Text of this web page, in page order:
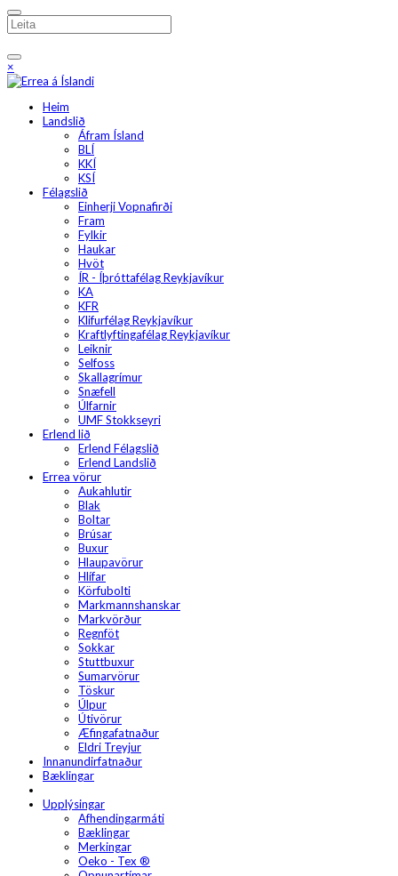
×
Heim
Landslið
Áfram Ísland
BLÍ
KKÍ
KSÍ
Félagslið
Einherji Vopnafirði
Fram
Fylkir
Haukar
Hvöt
ÍR - Íþróttafélag Reykjavíkur
KA
KFR
Klifurfélag Reykjavíkur
Kraftlyftingafélag Reykjavíkur
Leiknir
Selfoss
Skallagrímur
Snæfell
Úlfarnir
UMF Stokkseyri
Erlend lið
Erlend Félagslið
Erlend Landslið
Errea vörur
Aukahlutir
Blak
Boltar
Brúsar
Buxur
Hlaupavörur
Hlífar
Körfubolti
Markmannshanskar
Markvörður
Regnföt
Sokkar
Stuttbuxur
Sumarvörur
Töskur
Úlpur
Útivörur
Æfingafatnaður
Eldri Treyjur
Innanundirfatnaður
Bæklingar
Upplýsingar
Afhendingarmáti
Bæklingar
Merkingar
Oeko - Tex ®